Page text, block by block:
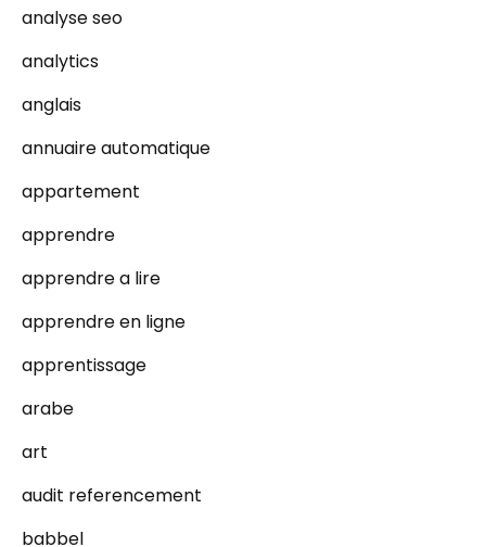
analyse seo
analytics
anglais
annuaire automatique
appartement
apprendre
apprendre a lire
apprendre en ligne
apprentissage
arabe
art
audit referencement
babbel